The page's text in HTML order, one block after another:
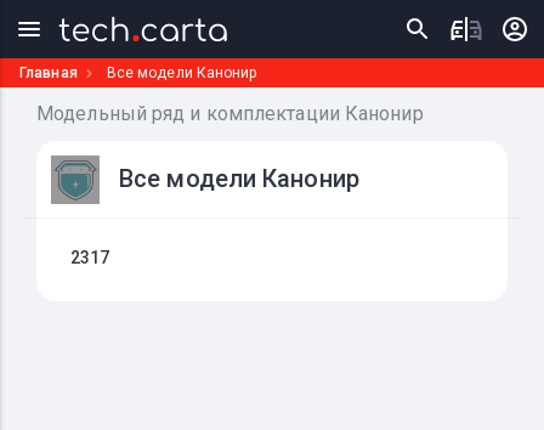
Главная Все модели Канонир
Модельный ряд и комплектации Канонир
Все модели Канонир
2317